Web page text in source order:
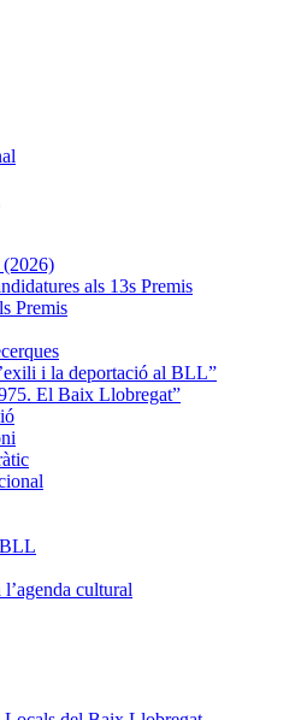
(2026)
als 13s Premis
Premis
i la deportació al BLL”
El Baix Llobregat”
cultural